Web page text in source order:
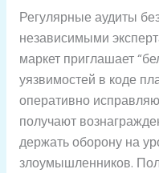
Регулярные аудиты
независимыми
маркет приглашает
уязвимостей в коде
оперативно
получают
держать оборону на
злоумышленников.